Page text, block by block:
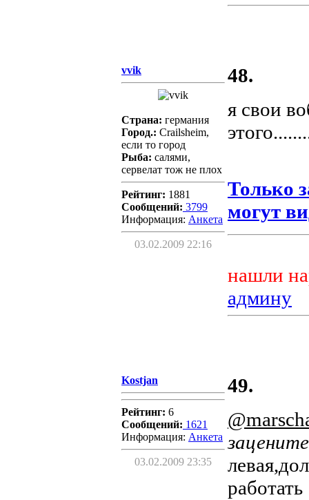
vvik
Страна: германия
Город.: Crailsheim,
если то город
Рыба: салями,
сервелат тож не плох
Рейтинг: 1881
Сообщений: 3799
Информация: Aнкета
03.02.2009 22:16
48.
я свои
Только
могут
нашли
админу
Kostjan
Рейтинг: 6
Сообщений: 1621
Информация: Aнкета
03.02.2009 23:35
49.
зацените
работать